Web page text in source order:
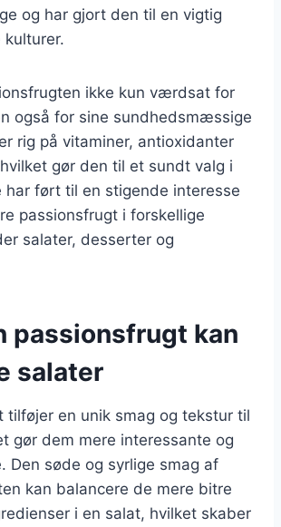
og har gjort den til en vigtig
kulturer.
ikke kun værdsat for
også for sine sundhedsmæssige
rig på vitaminer, antioxidanter
gør den til et sundt valg i
har ført til en stigende interesse
passionsfrugt i forskellige
salater, desserter og
passionsfrugt kan
salater
tilføjer en unik smag og tekstur til
gør dem mere interessante og
Den søde og syrlige smag af
kan balancere de mere bitre
i en salat, hvilket skaber